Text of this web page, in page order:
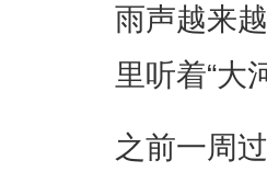
雨声越来
里听着“大
之前一周